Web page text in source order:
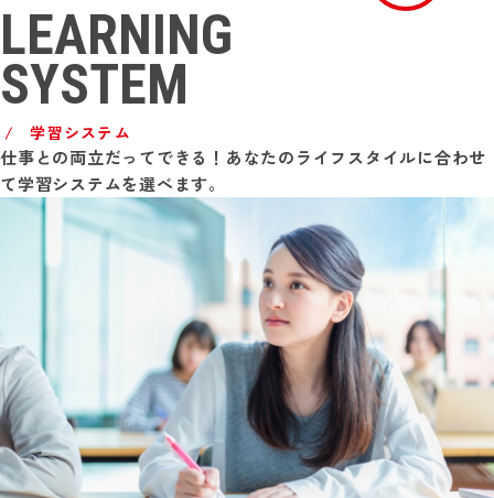
LEARNING
SYSTEM
学習システム
仕事との両立だってできる！あなたのライフスタイルに合わせ
て学習システムを選べます。